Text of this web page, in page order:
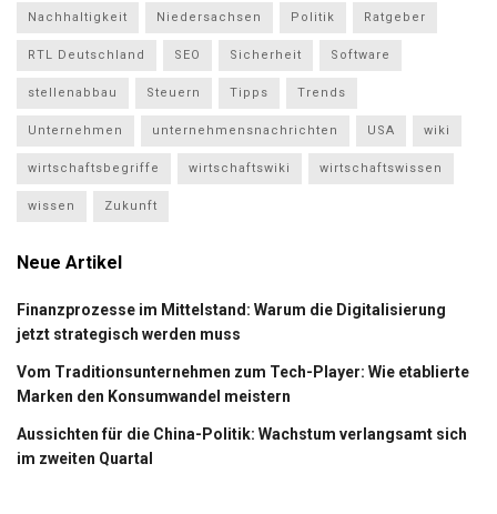
Nachhaltigkeit Niedersachsen Politik Ratgeber
RTL Deutschland SEO Sicherheit Software
stellenabbau Steuern Tipps Trends
Unternehmen unternehmensnachrichten USA wiki
wirtschaftsbegriffe wirtschaftswiki wirtschaftswissen
wissen Zukunft
Neue Artikel
Finanzprozesse im Mittelstand: Warum die Digitalisierung
jetzt strategisch werden muss
Vom Traditionsunternehmen zum Tech-Player: Wie etablierte
Marken den Konsumwandel meistern
Aussichten für die China-Politik: Wachstum verlangsamt sich
im zweiten Quartal